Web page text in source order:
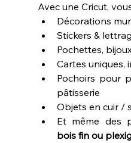
Avec une Cricut,
Décorations
Stickers &
Pochettes,
Cartes uniques,
Pochoirs pour
pâtisserie
Objets en cuir /
Et même des
bois fin ou